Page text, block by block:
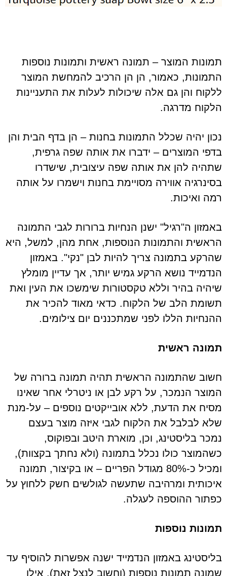
תמונות המוצר – תמונה ראשית ותמונות נוספות
התמונות, כאמור, הן הן הרכיב להמחשת המוצר
ללקוח והן גם אלה שיכולות לעלות את התעניינות
הלקוח מדרגה.
נכון יהיה שכלל התמונות בחנות – הן בדף הבית והן
בדפי המוצרים – ידברו את אותה שפה גרפית,
שתהיה להן את אותה שפה עיצובית, שישדרו
בסינרגיה אווירה מסויימת בחנות וישמרו על אותה
רמה ואיכות.
באמזון ה"רגיל" ישנן הנחיות ברורות לגבי התמונה
הראשית והתמונות הנוספות, אחת מהן, למשל, היא
שהרקע בתמונה צריך להיות לבן "נקי". באמזון
הנדמייד נושא הרקע גמיש יותר, אך עדיין מומלץ
שיהיה בהיר וללא טקסטורות שימשכו את העין ואת
תשומת הלב של הלקוח. כדאי מאוד להכיר את
ההנחיות הללו לפני שמתכננים יום צילומים.
תמונה ראשית
חשוב שהתמונה הראשית תהיה תמונה ברורה של
המוצר הנמכר, על רקע לבן או ניטרלי אחר שאינו
מסיח את הדעת, ללא אובייקטים נוספים – על-מנת
שלא לבלבל את הלקוח לגבי איזה מוצר בעצם
נמכר בליסטינג, וכן, מוארת היטב ובפוקוס,
כשהמוצר כולו נכלל בתמונה (ולא נחתך בקצוות),
ומכיל כ-80% מגודל הפריים – או בקיצור, תמונה
איכותית ומרהיבה שתעשה לגולשים חשק ללחוץ על
כפתור ההוספה לעגלה.
תמונות נוספות
בליסטינג באמזון הנדמייד ישנה אפשרות להוסיף עד
שמונה תמונות נוספות (וחשוב לנצל זאת). אילו